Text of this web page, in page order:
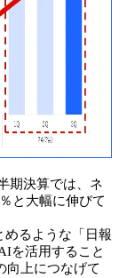
期決算では、ネ
と大幅に伸びて
るような「日報
を活用すること
向上につなげて